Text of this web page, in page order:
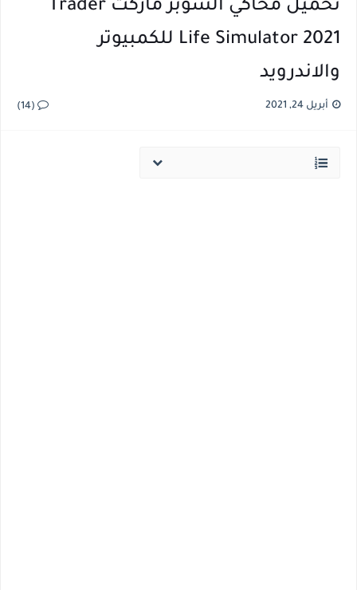
تحميل محاكي السوبر ماركت Trader
Life Simulator 2021 للكمبيوتر
والاندرويد
أبريل 24, 2021 (14)